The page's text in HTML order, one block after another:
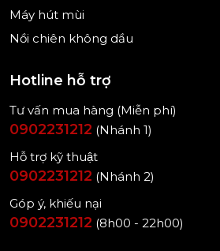
Máy hút mùi
Nồi chiên không dầu
Hotline hỗ trợ
Tư vấn mua hàng (Miễn phí)
0902231212 (Nhánh 1)
Hỗ trợ kỹ thuật
0902231212 (Nhánh 2)
Góp ý, khiếu nại
0902231212 (8h00 - 22h00)